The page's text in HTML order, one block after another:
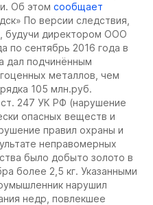
Об этом сообщает
По версии следствия,
будучи директором ООО
по сентябрь 2016 года в
дал подчинённым
металлов, чем
105 млн.руб.
247 УК РФ (нарушение
опасных веществ и
правил охраны и
неправомерных
было добыто золото в
более 2,5 кг. Указанными
нарушил
недр, повлекшее